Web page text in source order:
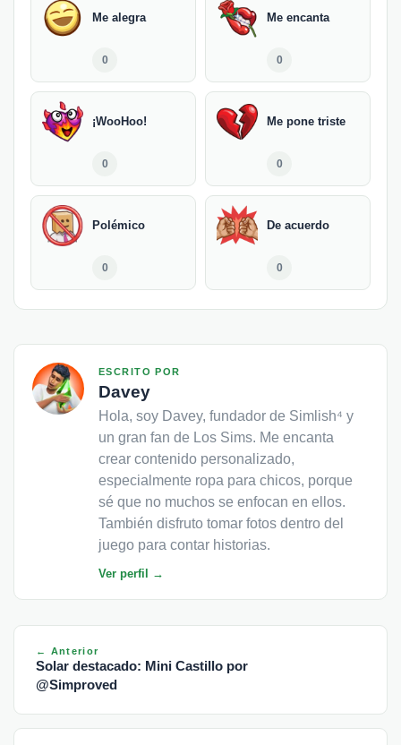
Me alegra
0
Me encanta
0
¡WooHoo!
0
Me pone triste
0
Polémico
0
De acuerdo
0
ESCRITO POR
Davey
Hola, soy Davey, fundador de Simlish⁴ y
un gran fan de Los Sims. Me encanta
crear contenido personalizado,
especialmente ropa para chicos, porque
sé que no muchos se enfocan en ellos.
También disfruto tomar fotos dentro del
juego para contar historias.
Ver perfil →
← Anterior
Solar destacado: Mini Castillo por
@Simproved